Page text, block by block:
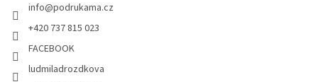
info@podrukama.cz
+420 737 815 023
FACEBOOK
ludmiladrozdkova